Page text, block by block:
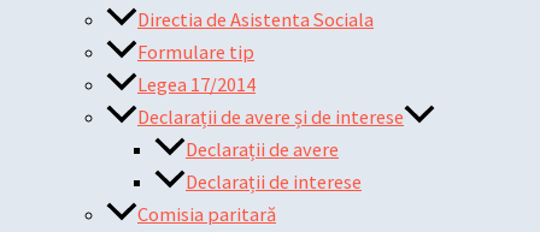
Directia de Asistenta Sociala
Formulare tip
Legea 17/2014
Declarații de avere și de interese
Declarații de avere
Declarații de interese
Comisia paritară